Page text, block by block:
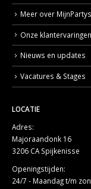
Meer over
Onze klantervaringen
Nieuws en updates
Vacatures & Stages
LOCATIE
Adres:
Majoraandonk 16
3206 CA Spijkenisse
Openingstijden:
24/7 - Maandag t/m